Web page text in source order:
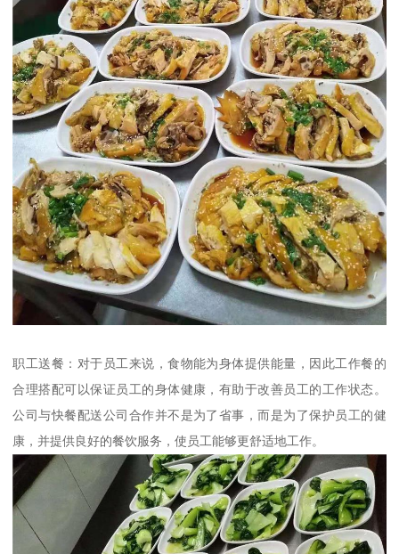
职工送餐：对于员工来说，食物能为身体提供能量，因此工作餐的
合理搭配可以保证员工的身体健康，有助于改善员工的工作状态。
公司与快餐配送公司合作并不是为了省事，而是为了保护员工的健
康，并提供良好的餐饮服务，使员工能够更舒适地工作。